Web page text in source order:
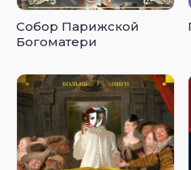
Собор Парижской
Богоматери